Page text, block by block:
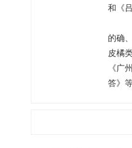
和《
的确
皮橘
《广
答》